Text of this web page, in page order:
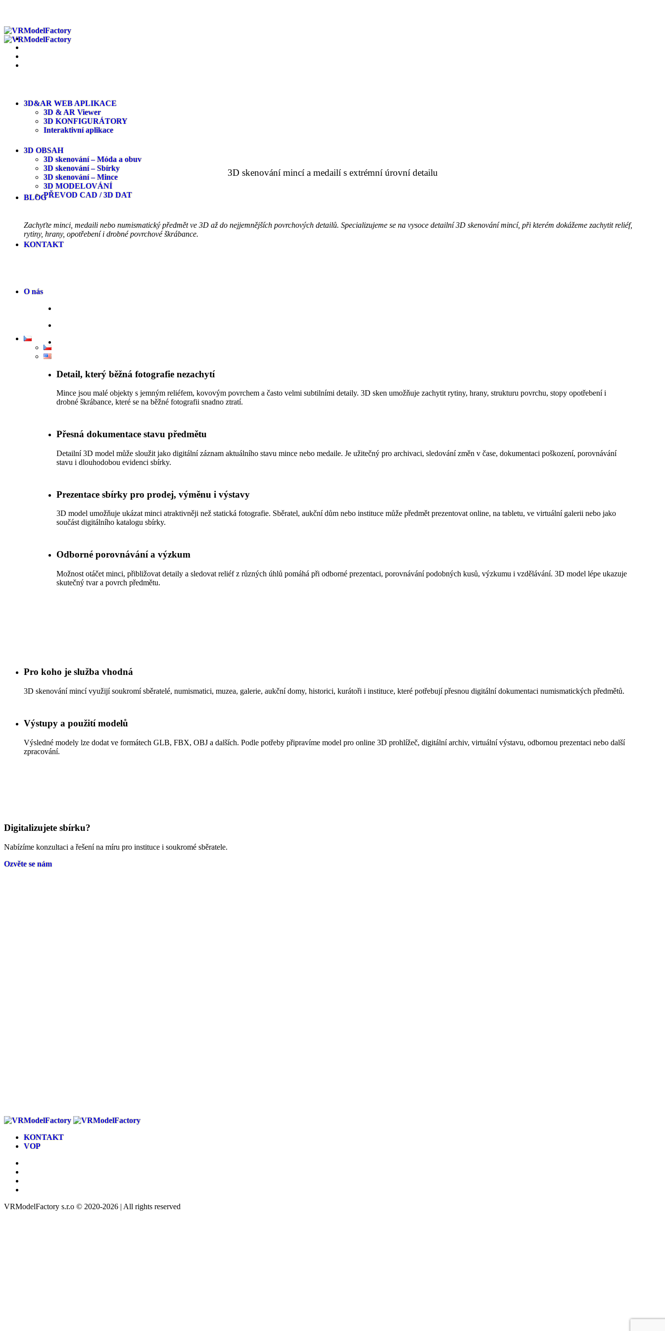
3D&AR WEB APLIKACE
3D & AR Viewer
3D KONFIGURÁTORY
Interaktivní aplikace
3D OBSAH
3D skenování – Móda a obuv
3D skenování – Sbírky
3D skenování – Mince
3D MODELOVÁNÍ
PŘEVOD CAD / 3D DAT
BLOG
KONTAKT
O nás
3D skenování mincí a medailí s extrémní úrovní detailu
Zachyťte minci, medaili nebo numismatický předmět ve 3D až do nejjemnějších povrchových detailů. Specializujeme se na vysoce detailní 3D skenování mincí, při kterém dokážeme zachytit reliéf,
rytiny, hrany, opotřebení i drobné povrchové škrábance.
Detail, který běžná fotografie nezachytí
Mince jsou malé objekty s jemným reliéfem, kovovým povrchem a často velmi subtilními detaily. 3D sken umožňuje zachytit rytiny, hrany, strukturu povrchu, stopy opotřebení i
drobné škrábance, které se na běžné fotografii snadno ztratí.
Přesná dokumentace stavu předmětu
Detailní 3D model může sloužit jako digitální záznam aktuálního stavu mince nebo medaile. Je užitečný pro archivaci, sledování změn v čase, dokumentaci poškození, porovnávání
stavu i dlouhodobou evidenci sbírky.
Prezentace sbírky pro prodej, výměnu i výstavy
3D model umožňuje ukázat minci atraktivněji než statická fotografie. Sběratel, aukční dům nebo instituce může předmět prezentovat online, na tabletu, ve virtuální galerii nebo jako
součást digitálního katalogu sbírky.
Odborné porovnávání a výzkum
Možnost otáčet minci, přibližovat detaily a sledovat reliéf z různých úhlů pomáhá při odborné prezentaci, porovnávání podobných kusů, výzkumu i vzdělávání. 3D model lépe ukazuje
skutečný tvar a povrch předmětu.
Pro koho je služba vhodná
3D skenování mincí využijí soukromí sběratelé, numismatici, muzea, galerie, aukční domy, historici, kurátoři i instituce, které potřebují přesnou digitální dokumentaci numismatických předmětů.
Výstupy a použití modelů
Výsledné modely lze dodat ve formátech GLB, FBX, OBJ a dalších. Podle potřeby připravíme model pro online 3D prohlížeč, digitální archiv, virtuální výstavu, odbornou prezentaci nebo další
zpracování.
Digitalizujete sbírku?
Nabízíme konzultaci a řešení na míru pro instituce i soukromé sběratele.
Ozvěte se nám
KONTAKT
VOP
VRModelFactory s.r.o © 2020-2026 | All rights reserved